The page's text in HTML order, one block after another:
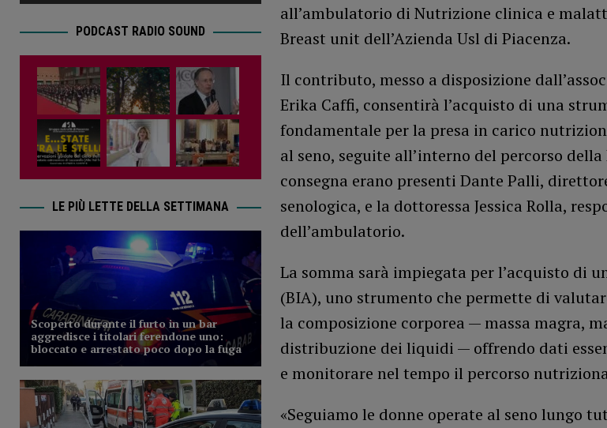
all’ambulatorio di Nutrizione clinica e
Breast unit dell’Azienda Usl di Piacenza.
Il contributo, messo a disposizione
Erika Caffi, consentirà l’acquisto di una
fondamentale per la presa in carico
al seno, seguite all’interno del percorso
consegna erano presenti Dante Palli,
senologica, e la dottoressa Jessica Rolla,
dell’ambulatorio.
La somma sarà impiegata per l’acquisto di
(BIA), uno strumento che permette di
la composizione corporea — massa magra,
distribuzione dei liquidi — offrendo dati
e monitorare nel tempo il percorso
«Seguiamo le donne operate al seno lungo
PODCAST RADIO SOUND
LE PIÙ LETTE DELLA SETTIMANA